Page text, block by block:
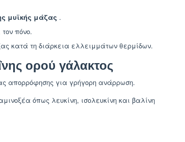
μυϊκής μάζας .
πόνο.
κατά τη διάρκεια ελλειμμάτων θερμίδων.
ορού γάλακτος
απορρόφησης για γρήγορη ανάρρωση.
όπως λευκίνη, ισολευκίνη και βαλίνη